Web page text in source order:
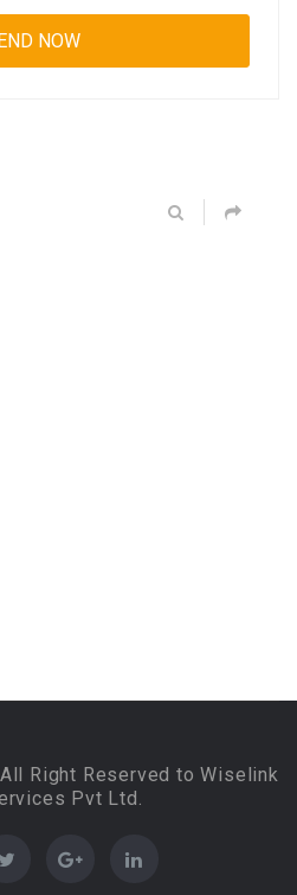
Right Reserved to Wiselink
Pvt Ltd.